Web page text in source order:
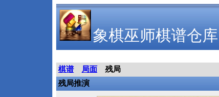
象棋巫师棋谱仓库
棋谱 局面
残局
残局推演